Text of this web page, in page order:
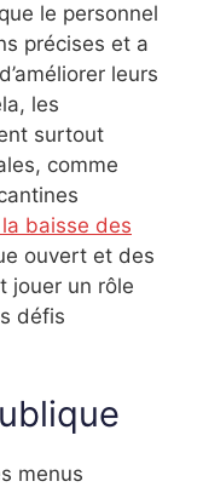
le personnel
précises et a
leurs
les
surtout
comme
baisse des
ouvert et des
jouer un rôle
défis
menus